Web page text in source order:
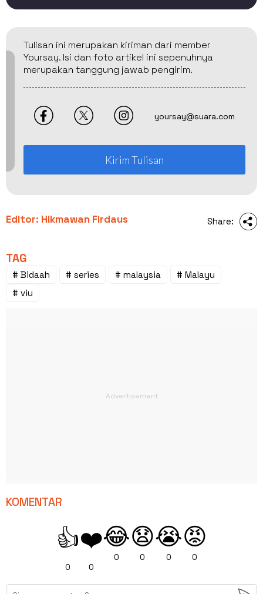
Tulisan ini merupakan kiriman dari member
Yoursay. Isi dan foto artikel ini sepenuhnya
merupakan tanggung jawab pengirim.
yoursay@suara.com
Kirim Tulisan
Editor: Hikmawan Firdaus Share:
TAG
# Bidaah # series # malaysia
# Malayu
# viu
KOMENTAR
👍
0
❤️
0
😂
0
😧
0
😭
0
😡
0